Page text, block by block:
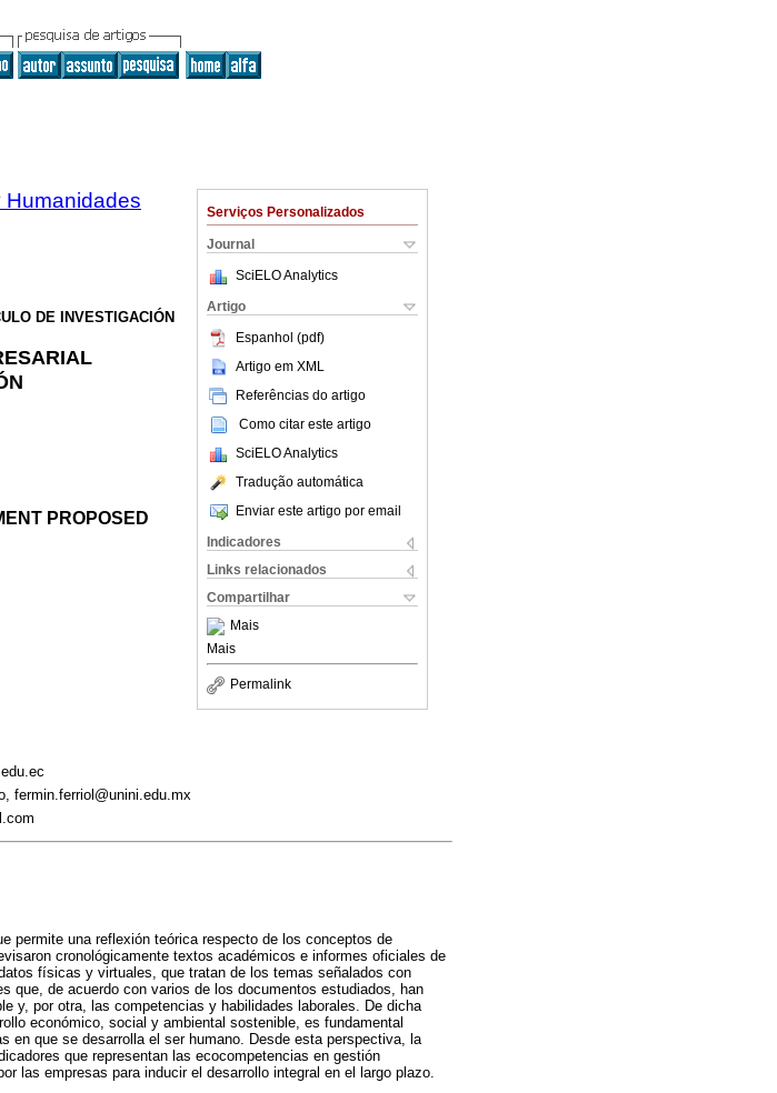
Serviços Personalizados
Journal
SciELO Analytics
Artigo
Espanhol (pdf)
Artigo em XML
Referências do artigo
Como citar este artigo
SciELO Analytics
Tradução automática
Enviar este artigo por email
Indicadores
Links relacionados
Compartilhar
Mais
Mais
Permalink
Humanidades
DE INVESTIGACIÓN
PROPOSED
fermin.ferriol@unini.edu.mx
permite una reflexión teórica respecto de los conceptos de
cronológicamente textos académicos e informes oficiales de
físicas y virtuales, que tratan de los temas señalados con
que, de acuerdo con varios de los documentos estudiados, han
y, por otra, las competencias y habilidades laborales. De dicha
económico, social y ambiental sostenible, es fundamental
en que se desarrolla el ser humano. Desde esta perspectiva, la
que representan las ecocompetencias en gestión
las empresas para inducir el desarrollo integral en el largo plazo.